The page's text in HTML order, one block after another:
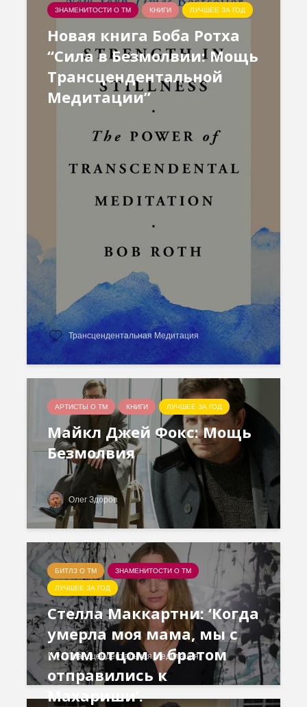
ЗНАМЕНИТОСТИ О ТМ КНИГИ ЛУЧШЕЕ ЗА ГОД
Новая книга Боба Ротха
“Сила в Безмолвии: Мощь
Трансцендентальной
Медитации”
Трансцендентальная Медитация
АРТИСТЫ О ТМ КНИГИ ЛУЧШЕЕ ЗА ГОД
Майкл Джей Фокс: Мощь
Безмолвия
Олег Здоров
БИТЛЗ О ТМ ЗНАМЕНИТОСТИ О ТМ
ЛУЧШЕЕ ЗА ГОД
Стелла Маккартни: ‘Когда
умерла моя мама, мы с
моим отцом и братом
отправились к
Махариши’.
Трансцендентальная Медитация